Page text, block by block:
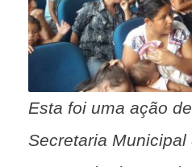
Esta foi uma ação
Secretaria Municipal